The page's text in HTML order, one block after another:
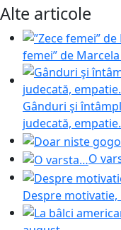
Alte articole
femei” de
Gânduri şi
judecată, empatie.
O
Despre